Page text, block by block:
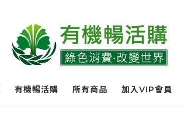
有機暢活購 所有商品 加入VIP會員